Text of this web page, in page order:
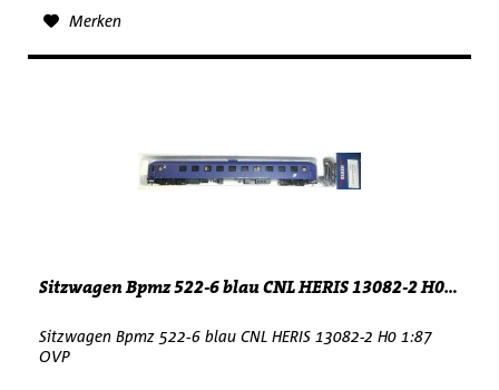
Merken
Sitzwagen Bpmz 522-6 blau CNL HERIS 13082-2 H0...
Sitzwagen Bpmz 522-6 blau CNL HERIS 13082-2 H0 1:87
OVP